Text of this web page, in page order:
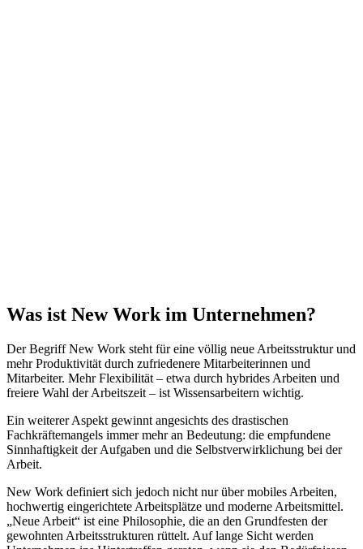
Was ist New Work im Unternehmen?
Der Begriff New Work steht für eine völlig neue Arbeitsstruktur und
mehr Produktivität durch zufriedenere Mitarbeiterinnen und
Mitarbeiter. Mehr Flexibilität – etwa durch hybrides Arbeiten und
freiere Wahl der Arbeitszeit – ist Wissensarbeitern wichtig.
Ein weiterer Aspekt gewinnt angesichts des drastischen
Fachkräftemangels immer mehr an Bedeutung: die empfundene
Sinnhaftigkeit der Aufgaben und die Selbstverwirklichung bei der
Arbeit.
New Work definiert sich jedoch nicht nur über mobiles Arbeiten,
hochwertig eingerichtete Arbeitsplätze und moderne Arbeitsmittel.
„Neue Arbeit“ ist eine Philosophie, die an den Grundfesten der
gewohnten Arbeitsstrukturen rüttelt. Auf lange Sicht werden